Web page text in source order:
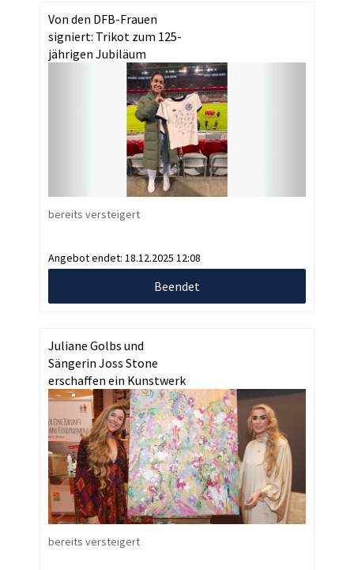
Von den DFB-Frauen
signiert: Trikot zum 125-
jährigen Jubiläum
bereits versteigert
Angebot endet: 18.12.2025 12:08
Beendet
Juliane Golbs und
Sängerin Joss Stone
erschaffen ein Kunstwerk
bereits versteigert